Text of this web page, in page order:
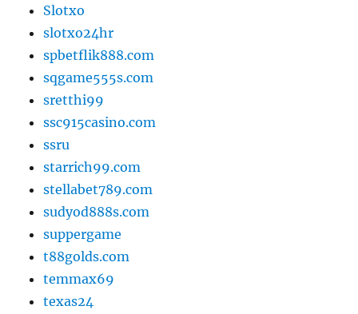
Slotxo
slotxo24hr
spbetflik888.com
sqgame555s.com
sretthi99
ssc915casino.com
ssru
starrich99.com
stellabet789.com
sudyod888s.com
suppergame
t88golds.com
temmax69
texas24